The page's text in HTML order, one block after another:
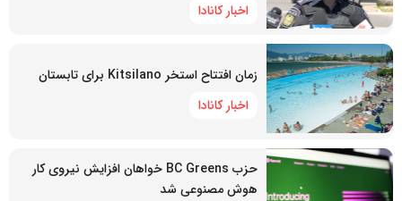
اخبار کانادا
زمان افتتاح استخر Kitsilano برای تابستان
اخبار کانادا
حزب BC Greens خواهان افزایش نیروی کار
هوش مصنوعی شد